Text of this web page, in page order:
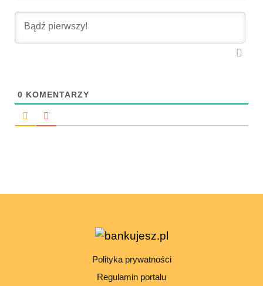
0 KOMENTARZY
Polityka prywatności
Regulamin portalu